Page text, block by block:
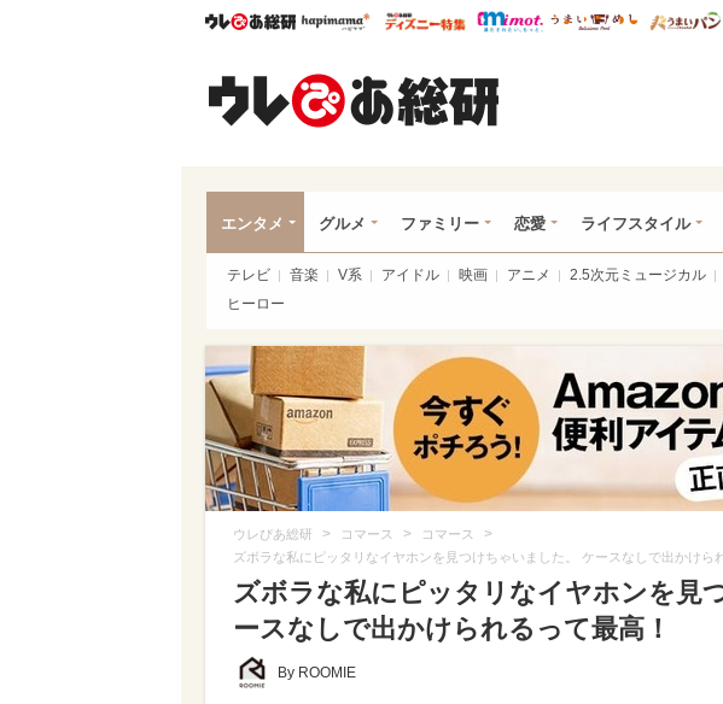
ウレぴあ総研ハピママ* ウレぴあ総研 ディズニー特集
mimot. うまいめし
エンタメ グルメ ファミリー 恋愛 ライフスタイル
テレビ 音楽 V系 アイドル 映画 アニメ 2.5次元ミュージカル
ヒーロー
ウレぴあ総研 > コマース > コマース >
ズボラな私にピッタリなイヤホンを見つけちゃいました。 ケースなしで出かけら
ズボラな私にピッタリなイヤホンを見
ースなしで出かけられるって最高！
By ROOMIE